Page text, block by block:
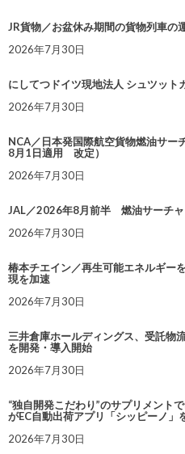
JR貨物／お盆休み期間の貨物列車の
2026年7月30日
にしてつドイツ現地法人 シュツット
2026年7月30日
NCA／日本発国際航空貨物燃油サ
8月1日適用 改定）
2026年7月30日
JAL／2026年8月前半 燃油サーチャ
2026年7月30日
椿本チエイン／再生可能エネルギー
現を加速
2026年7月30日
三井倉庫ホールディングス、受託物
を開発・導入開始
2026年7月30日
“独自開発こだわり”のサプリメント
がEC自動出荷アプリ「シッピーノ」
2026年7月30日